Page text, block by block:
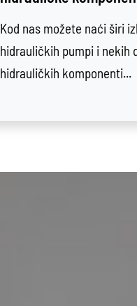
Kod nas možete naći širi
hidrauličkih pumpi i nekih
hidrauličkih komponenti...